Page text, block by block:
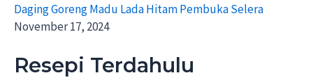
Daging Goreng Madu Lada Hitam Pembuka Selera
November 17, 2024
Resepi Terdahulu